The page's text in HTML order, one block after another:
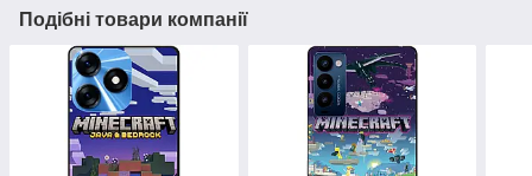
Подібні товари компанії